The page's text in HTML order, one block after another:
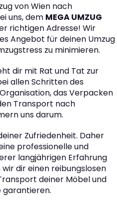
von Wien nach
uns, dem MEGA UMZUG
richtigen Adresse! Wir
Angebot für deinen Umzug
zu minimieren.
dir mit Rat und Tat zur
allen Schritten des
das Verpacken
Transport nach
uns darum.
Zufriedenheit. Daher
professionelle und
langjährigen Erfahrung
dir einen reibungslosen
deiner Möbel und
garantieren.